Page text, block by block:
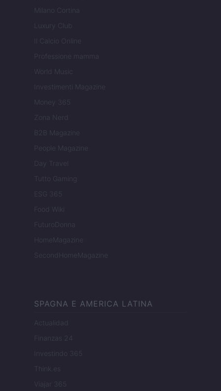
Milano Cortina
Luxury Club
Il Calcio Online
Professione mamma
World Music
Investimenti Magazine
Money 365
Zona Nerd
B2B Magazine
People Magazine
Day Travel
Tutto Gaming
ESG 365
Food Wiki
FuturoDonna
HomeMagazine
SecondHomeMagazine
SPAGNA E AMERICA LATINA
Actualidad
Finanzas 24
Investindo 365
Think.es
Viajar 365